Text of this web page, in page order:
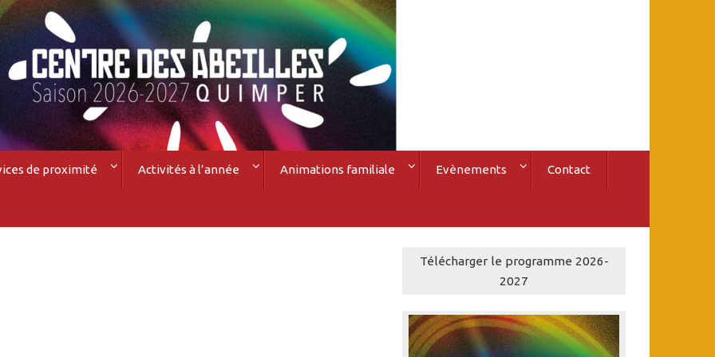
de proximité Activités à l’année Animations familiale Evènements Contact
Télécharger le programme 2026-
2027